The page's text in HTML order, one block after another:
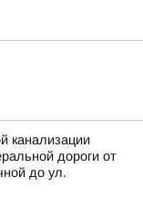
канализации
дороги от
до ул.